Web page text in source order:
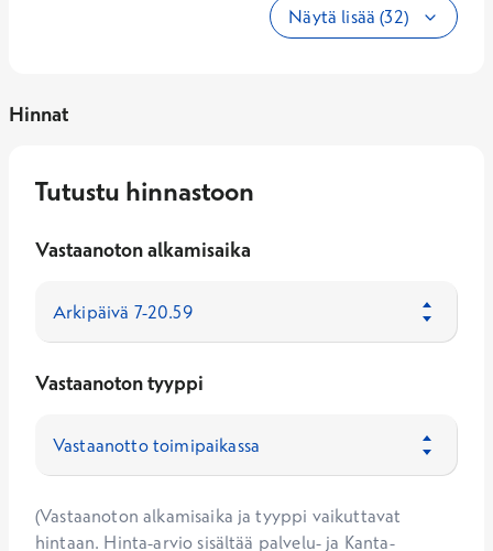
Näytä lisää (32)
Hinnat
Tutustu hinnastoon
Vastaanoton alkamisaika
Vastaanoton tyyppi
(Vastaanoton alkamisaika ja tyyppi vaikuttavat
hintaan. Hinta-arvio sisältää palvelu- ja Kanta-